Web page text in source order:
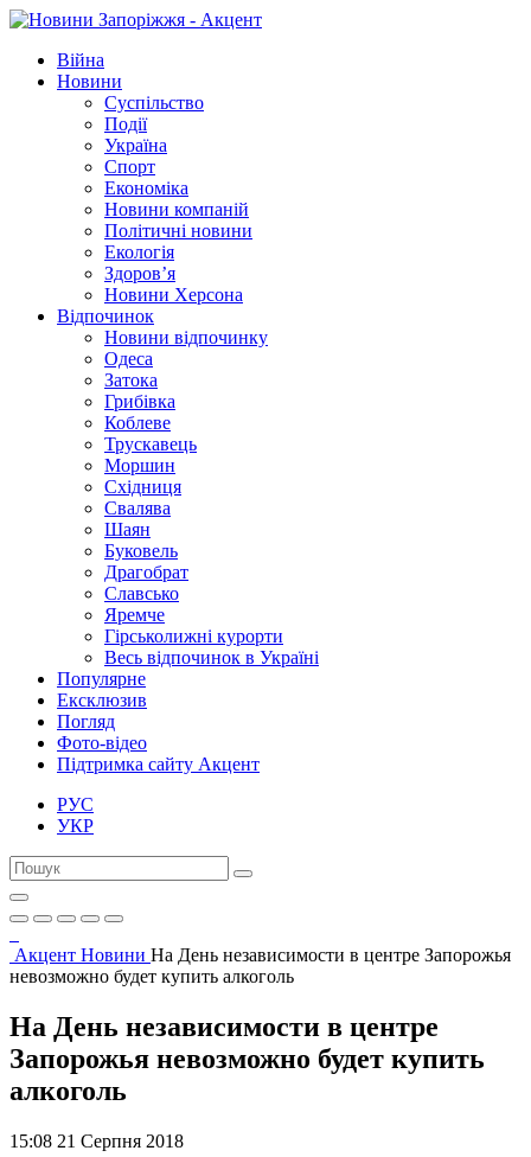
Війна
Новини
Суспільство
Події
Україна
Спорт
Економіка
Новини компаній
Політичні новини
Екологія
Здоров’я
Новини Херсона
Відпочинок
Новини відпочинку
Одеса
Затока
Грибівка
Коблеве
Трускавець
Моршин
Східниця
Свалява
Шаян
Буковель
Драгобрат
Славсько
Яремче
Гірськолижні курорти
Весь відпочинок в Україні
Популярне
Ексклюзив
Погляд
Фото-відео
Підтримка сайту Акцент
РУС
УКР
Акцент Новини На День независимости в центре Запорожья
невозможно будет купить алкоголь
На День независимости в центре
Запорожья невозможно будет купить
алкоголь
15:08 21 Серпня 2018